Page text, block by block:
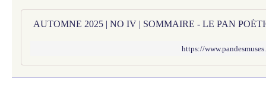
AUTOMNE 2025 | NO IV | SOMMAIRE - LE PAN
https://